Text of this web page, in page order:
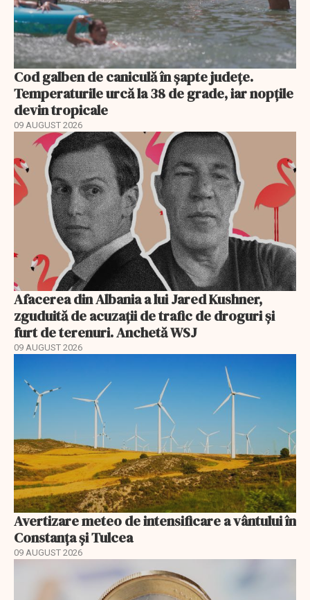
Cod galben de caniculă în șapte județe.
Temperaturile urcă la 38 de grade, iar nopțile
devin tropicale
09 AUGUST 2026
Afacerea din Albania a lui Jared Kushner,
zguduită de acuzații de trafic de droguri și
furt de terenuri. Anchetă WSJ
09 AUGUST 2026
Avertizare meteo de intensificare a vântului în
Constanța și Tulcea
09 AUGUST 2026